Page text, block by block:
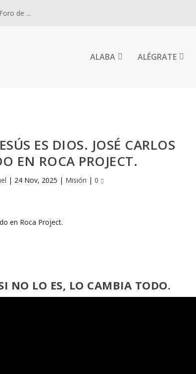
de ...
ALABA ALÉGRATE
ES DIOS. JOSÉ CARLOS
EN ROCA PROJECT.
| 24 Nov, 2025 | Misión |0
NO LO ES, LO CAMBIA TODO.